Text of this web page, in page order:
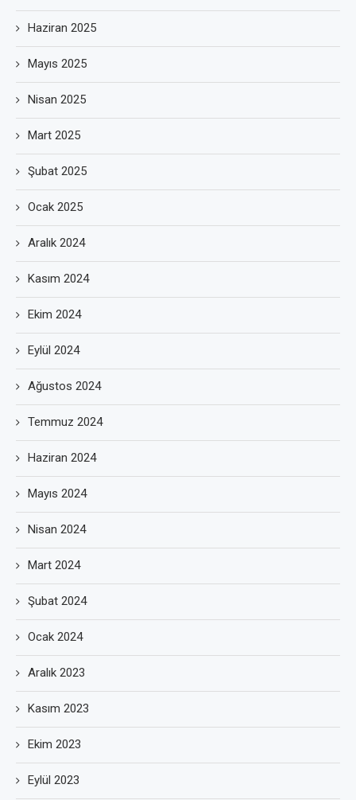
Haziran 2025
Mayıs 2025
Nisan 2025
Mart 2025
Şubat 2025
Ocak 2025
Aralık 2024
Kasım 2024
Ekim 2024
Eylül 2024
Ağustos 2024
Temmuz 2024
Haziran 2024
Mayıs 2024
Nisan 2024
Mart 2024
Şubat 2024
Ocak 2024
Aralık 2023
Kasım 2023
Ekim 2023
Eylül 2023